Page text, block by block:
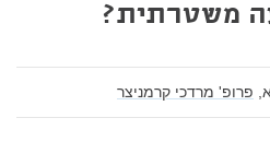
משטרתית?
פרופ' מרדכי קרמניצר